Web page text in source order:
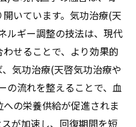
啓気功治療や療法で活
の流れの最適化
で活性化するクンダリ
速する実践法
療法)の力で痛みを和
いています。気功治療(天
ルギー調整の技法は、現代
せることで、より効果的
気功治療(天啓気功治療や
の流れを整えることで、血
の栄養供給が促進されま
が加速し、回復期間を短